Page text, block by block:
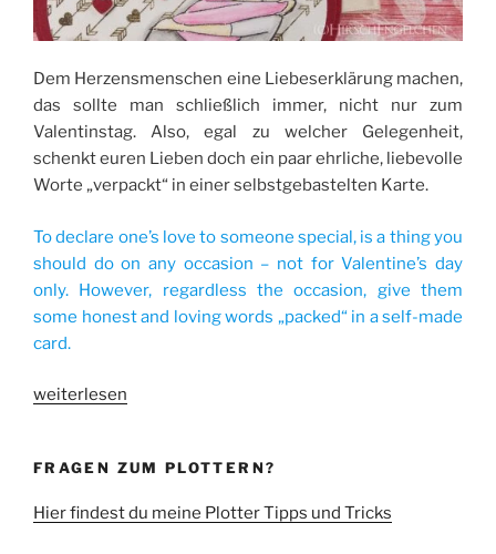
Dem Herzensmenschen eine Liebeserklärung machen,
das sollte man schließlich immer, nicht nur zum
Valentinstag. Also, egal zu welcher Gelegenheit,
schenkt euren Lieben doch ein paar ehrliche, liebevolle
Worte „verpackt“ in einer selbstgebastelten Karte.
To declare one’s love to someone special, is a thing you
should do on any occasion – not for Valentine’s day
only. However, regardless the occasion, give them
some honest and loving words „packed“ in a self-made
card.
„Liebeserklärung
weiterlesen
FRAGEN ZUM PLOTTERN?
Hier findest du meine Plotter Tipps und Tricks